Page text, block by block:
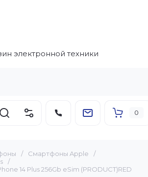
электронной техники
0
/ Смартфоны Apple
/
/
14 Plus 256Gb eSim (PRODUCT)RED